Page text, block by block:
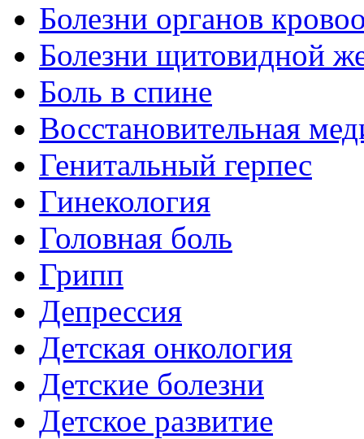
Болезни органов
Болезни щитовидной
Боль в спине
Восстановительная
Генитальный герпес
Гинекология
Головная боль
Грипп
Депрессия
Детская онкология
Детские болезни
Детское развитие